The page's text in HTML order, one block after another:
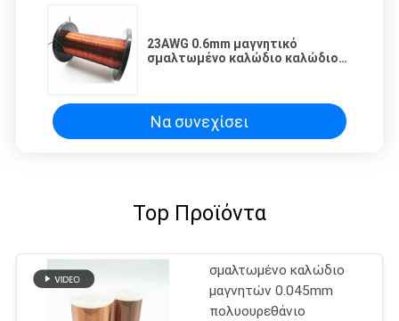
23AWG 0.6mm μαγνητικό
σμαλτωμένο καλώδιο καλώδιο
Να συνεχίσει
Top Προϊόντα
σμαλτωμένο καλώδιο
μαγνητών 0.045mm
πολυουρεθάνιο